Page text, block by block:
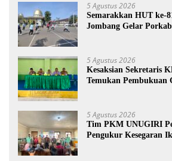
5 Agustus 2026
Semarakkan HUT ke-
Jombang Gelar
5 Agustus 2026
Kesaksian Sekretaris
Temukan Pembukuan
5 Agustus 2026
Tim PKM UNUGIRI
Pengukur Kesegaran